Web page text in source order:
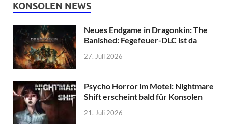
KONSOLEN NEWS
Neues Endgame in Dragonkin: The
Banished: Fegefeuer-DLC ist da
27. Juli 2026
Psycho Horror im Motel: Nightmare
Shift erscheint bald für Konsolen
21. Juli 2026